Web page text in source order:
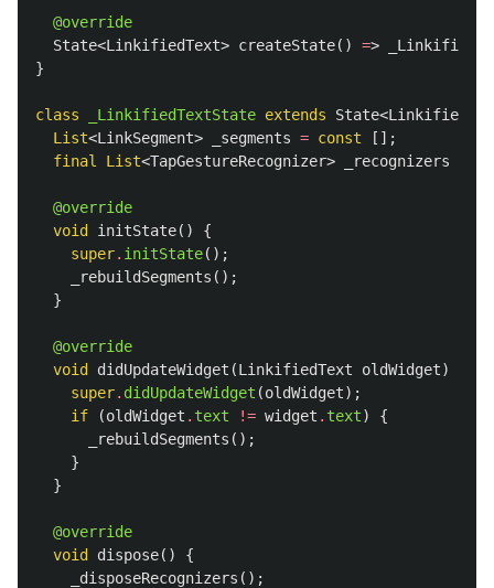
@override
State<LinkifiedText> createState() =>
}
class _LinkifiedTextState extends State<
List<LinkSegment> _segments = const
[];
final
List<TapGestureRecognizer> _recognizers
@override
void
initState()
{
super. initState();
_rebuildSegments ();
}
@override
void
didUpdateWidget (LinkifiedText oldWidget)
super. didUpdateWidget (oldWidget);
if
(oldWidget . text != widget . text)
{
_rebuildSegments ();
}
}
@override
void
dispose()
{
_disposeRecognizers ();